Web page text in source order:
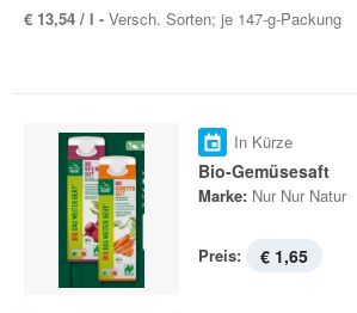
€ 13,54 / l - Versch. Sorten; je 147-g-Packung
In Kürze
Bio-Gemüsesaft
Marke: Nur Nur Natur
Preis: € 1,65